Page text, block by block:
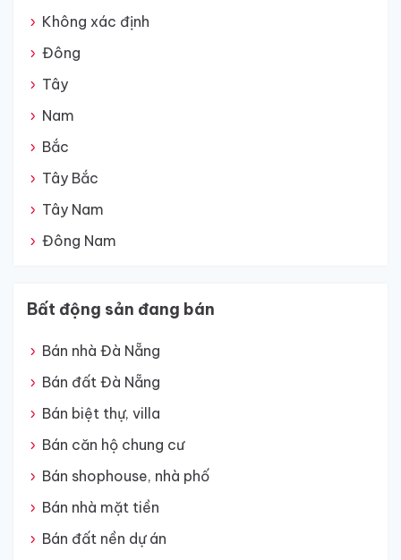
Không xác định
Đông
Tây
Nam
Bắc
Tây Bắc
Tây Nam
Đông Nam
Bất động sản đang bán
Bán nhà Đà Nẵng
Bán đất Đà Nẵng
Bán biệt thự, villa
Bán căn hộ chung cư
Bán shophouse, nhà phố
Bán nhà mặt tiền
Bán đất nền dự án